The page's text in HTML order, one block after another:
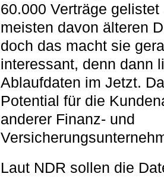
60.000 Verträge gelistet
meisten davon älteren
doch das macht sie
interessant, denn dann
Ablaufdaten im Jetzt.
Potential für die
anderer Finanz- und
Laut NDR sollen die